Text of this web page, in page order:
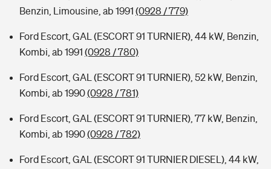
Benzin, Limousine, ab 1991 (0928 / 779)
Ford Escort, GAL (ESCORT 91 TURNIER), 44 kW, Benzin,
Kombi, ab 1991 (0928 / 780)
Ford Escort, GAL (ESCORT 91 TURNIER), 52 kW, Benzin,
Kombi, ab 1990(0928 / 781)
Ford Escort, GAL (ESCORT 91 TURNIER), 77 kW, Benzin,
Kombi, ab 1990(0928 / 782)
Ford Escort, GAL (ESCORT 91 TURNIER DIESEL), 44 kW,